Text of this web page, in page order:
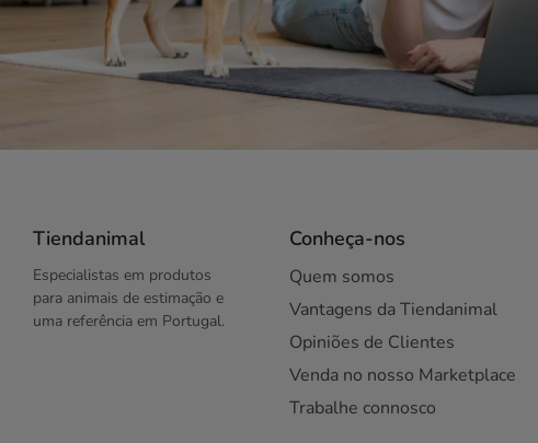
Tiendanimal
Especialistas em produtos
para animais de estimação e
uma referência em Portugal.
Conheça-nos
Quem somos
Vantagens da Tiendanimal
Opiniões de Clientes
Venda no nosso Marketplace
Trabalhe connosco